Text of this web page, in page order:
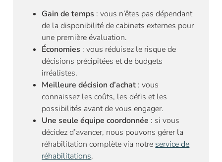
Gain de temps : vous n’êtes pas dépendant
de la disponibilité de cabinets externes pour
une première évaluation.
Économies : vous réduisez le risque de
décisions précipitées et de budgets
irréalistes.
Meilleure décision d’achat : vous
connaissez les coûts, les défis et les
possibilités avant de vous engager.
Une seule équipe coordonnée : si vous
décidez d’avancer, nous pouvons gérer la
réhabilitation complète via notre service de
réhabilitations.